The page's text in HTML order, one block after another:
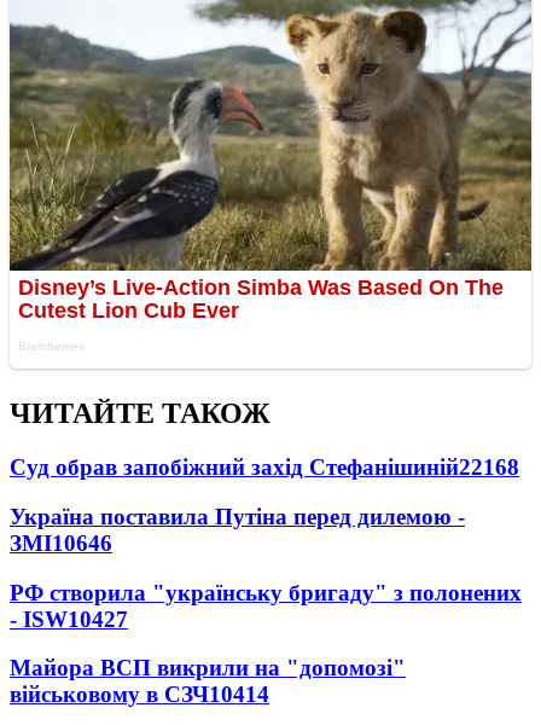
ЧИТАЙТЕ ТАКОЖ
Суд обрав запобіжний захід Стефанішиній22168
Україна поставила Путіна перед дилемою -
ЗМІ10646
РФ створила "українську бригаду" з полонених
- ISW10427
Майора ВСП викрили на "допомозі"
військовому в СЗЧ10414